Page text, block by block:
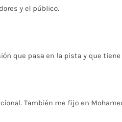
y el público.
que pasa en la pista y que
También me fijo en